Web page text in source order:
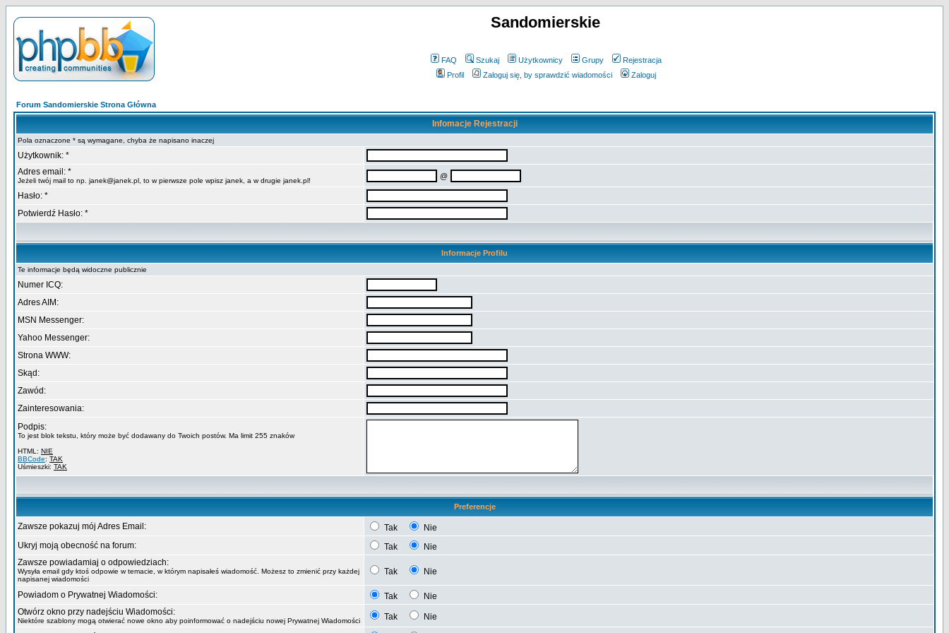
Sandomierskie
FAQ Szukaj Użytkownicy Grupy
Rejestracja
Profil
Zaloguj się, by sprawdzić wiadomości Zaloguj
Forum Sandomierskie Strona Główna
Infomacje Rejestracji
Pola oznaczone * są wymagane, chyba że napisano inaczej
Użytkownik: *
Adres email: *
Jeżeli twój mail to np. janek@janek.pl, to w pierwsze pole wpisz janek, a w drugie janek.pl!
@
Hasło: *
Potwierdź Hasło: *
Informacje Profilu
Te informacje będą widoczne publicznie
Numer ICQ:
Adres AIM:
MSN Messenger:
Yahoo Messenger:
Strona WWW:
Skąd:
Zawód:
Zainteresowania:
Podpis:
To jest blok tekstu, który może być dodawany do Twoich postów. Ma limit 255 znaków
HTML: NIE
BBCode: TAK
Uśmieszki: TAK
Preferencje
Zawsze pokazuj mój Adres Email: Tak
Nie
Ukryj moją obecność na forum:
Tak
Nie
Zawsze powiadamiaj o odpowiedziach:
Wysyła email gdy ktoś odpowie w temacie, w którym napisałeś wiadomość. Możesz to zmienić przy każdej
napisanej wiadomości
Tak Nie
Powiadom o Prywatnej Wiadomości: Tak
Nie
Otwórz okno przy nadejściu Wiadomości:
Niektóre szablony mogą otwierać nowe okno aby poinformować o nadejściu nowej Prywatnej Wiadomości Tak
Nie